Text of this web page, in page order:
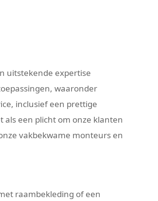
uitstekende expertise
waaronder
inclusief een prettige
als een plicht om onze klanten
vakbekwame monteurs en
raambekleding of een